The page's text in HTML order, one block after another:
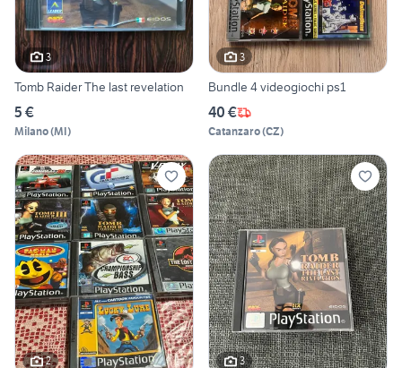
3
Tomb Raider The last revelation
5 €
Milano(MI)
3
Bundle 4 videogiochi ps1
40 €
Catanzaro(CZ)
2 3